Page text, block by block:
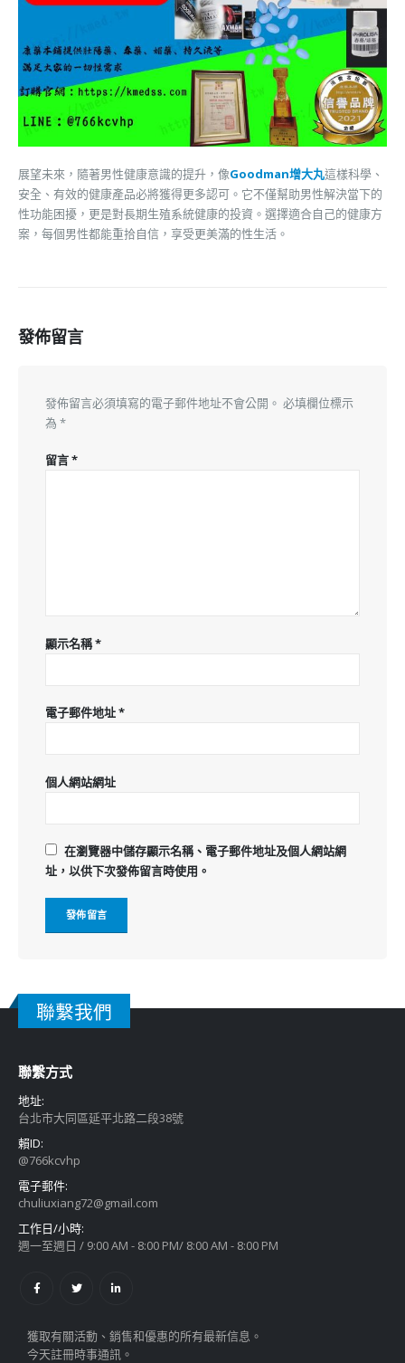
展望未來，隨著男性健康意識的提升，像Goodman增大丸這樣科學、
安全、有效的健康產品必將獲得更多認可。它不僅幫助男性解決當下的
性功能困擾，更是對長期生殖系統健康的投資。選擇適合自己的健康方
案，每個男性都能重拾自信，享受更美滿的性生活。
發佈留言
發佈留言必須填寫的電子郵件地址不會公開。 必填欄位標示
為 *
留言*
顯示名稱*
電子郵件地址*
個人網站網址
在瀏覽器中儲存顯示名稱、電子郵件地址及個人網站網
址，以供下次發佈留言時使用。
聯繫我們
聯繫方式
地址:
台北市大同區延平北路二段38號
賴ID:
@766kcvhp
電子郵件:
chuliuxiang72@gmail.com
工作日/小時:
週一至週日 / 9:00 AM - 8:00 PM/ 8:00 AM - 8:00 PM
獲取有關活動、銷售和優惠的所有最新信息。
今天註冊時事通訊。